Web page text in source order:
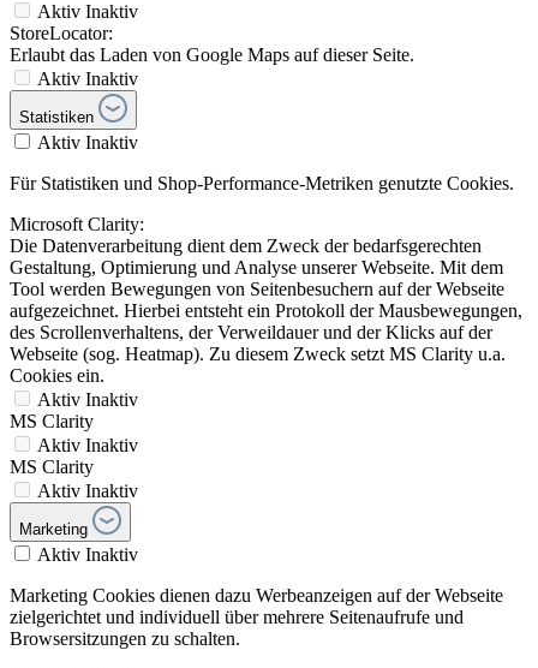
Aktiv Inaktiv
StoreLocator:
Erlaubt das Laden von Google Maps auf dieser Seite.
Aktiv Inaktiv
Statistiken
Aktiv Inaktiv
Für Statistiken und Shop-Performance-Metriken genutzte Cookies.
Microsoft Clarity:
Die Datenverarbeitung dient dem Zweck der bedarfsgerechten
Gestaltung, Optimierung und Analyse unserer Webseite. Mit dem
Tool werden Bewegungen von Seitenbesuchern auf der Webseite
aufgezeichnet. Hierbei entsteht ein Protokoll der Mausbewegungen,
des Scrollenverhaltens, der Verweildauer und der Klicks auf der
Webseite (sog. Heatmap). Zu diesem Zweck setzt MS Clarity u.a.
Cookies ein.
Aktiv Inaktiv
MS Clarity
Aktiv Inaktiv
MS Clarity
Aktiv Inaktiv
Marketing
Aktiv Inaktiv
Marketing Cookies dienen dazu Werbeanzeigen auf der Webseite
zielgerichtet und individuell über mehrere Seitenaufrufe und
Browsersitzungen zu schalten.